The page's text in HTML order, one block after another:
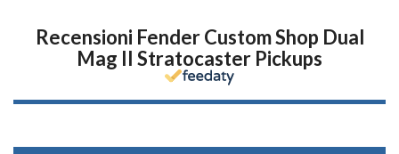
Recensioni Fender Custom Shop Dual
Mag II Stratocaster Pickups